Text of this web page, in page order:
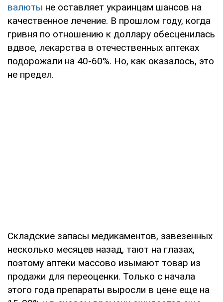
валюты не оставляет украинцам шансов на
качественное лечение. В прошлом году, когда
гривня по отношению к доллару обесценилась
вдвое, лекарства в отечественных аптеках
подорожали на 40-60%. Но, как оказалось, это
не предел.
Складские запасы медикаментов, завезенных
несколько месяцев назад, тают на глазах,
поэтому аптеки массово изымают товар из
продажи для переоценки. Только с начала
этого года препараты выросли в цене еще на